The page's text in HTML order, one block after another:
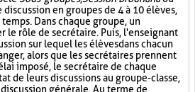
en groupes de 4 à 10 élèves,
Dans chaque groupe, un
le rôle de secrétaire. Puis, l'enseignant
sur lequel les élèves dans chacun
alors que les secrétaires prennent
imposé, le secrétaire de chaque
de leurs discussions au groupe-classe,
générale. Au terme de